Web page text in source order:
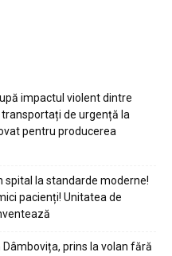
impactul violent dintre
de urgență la
pentru producerea
spital la standarde moderne!
pacienți! Unitatea de
prins la volan fără